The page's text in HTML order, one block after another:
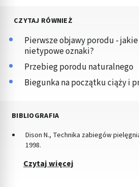
CZYTAJ RÓWNIEŻ
Pierwsze objawy porodu -
nietypowe oznaki?
Przebieg porodu naturalnego
Biegunka na początku ciąży i
BIBLIOGRAFIA
Dison N., Technika zabiegów
1998.
Czytaj więcej